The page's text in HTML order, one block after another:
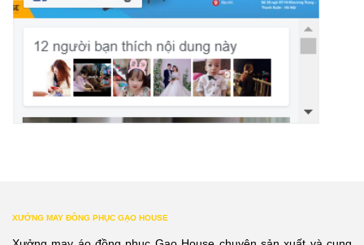
XƯỞNG MAY ĐỒNG PHỤC GẠO HOUSE